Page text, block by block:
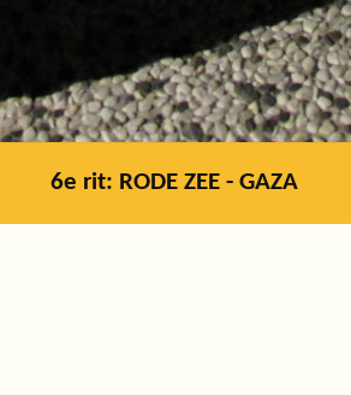
6e rit: RODE ZEE - GAZA